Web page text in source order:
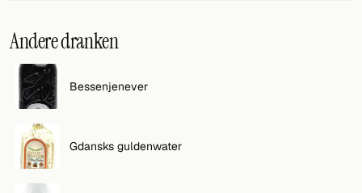
Andere dranken
Bessenjenever
Gdansks guldenwater